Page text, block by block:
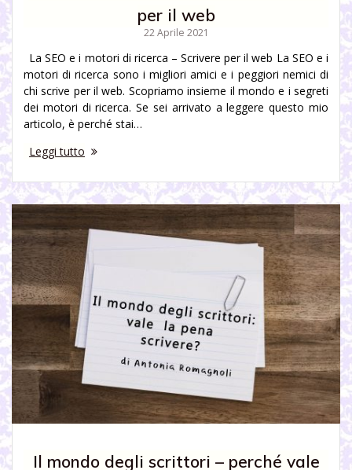
per il web
22 Aprile 2021
La SEO e i motori di ricerca – Scrivere per il web La SEO e i
motori di ricerca sono i migliori amici e i peggiori nemici di
chi scrive per il web. Scopriamo insieme il mondo e i segreti
dei motori di ricerca. Se sei arrivato a leggere questo mio
articolo, è perché stai…
Leggi tutto
Il mondo degli scrittori – perché vale